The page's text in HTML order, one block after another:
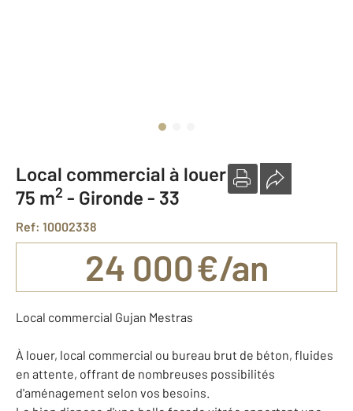
Local commercial à louer
75 m2 - Gironde - 33
Ref: 10002338
24 000 €/an
Local commercial Gujan Mestras
À louer, local commercial ou bureau brut de béton, fluides
en attente, offrant de nombreuses possibilités
d'aménagement selon vos besoins.